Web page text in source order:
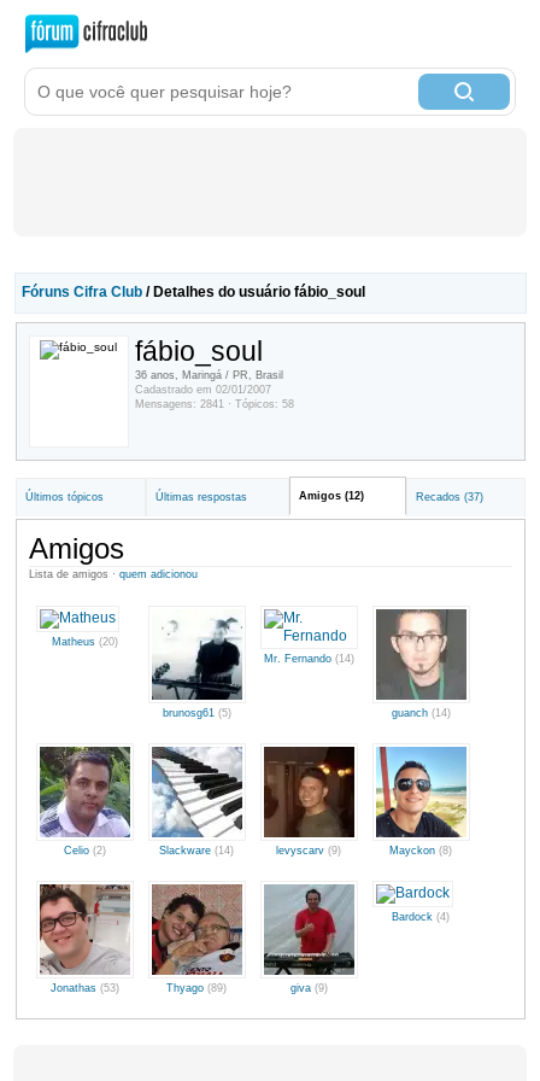
Fóruns Cifra Club/ Detalhes do usuário fábio_soul
fábio_soul
36 anos, Maringá / PR, Brasil
Cadastrado em 02/01/2007
Mensagens: 2841 · Tópicos: 58
Últimos tópicos Últimas respostas Amigos (12) Recados (37)
Amigos
Lista de amigos · quem adicionou
Matheus (20)
brunosg61 (5)
Mr. Fernando (14)
guanch (14)
Celio (2) Slackware (14) levyscarv (9) Mayckon (8)
Jonathas (53) Thyago (89) giva (9)
Bardock (4)